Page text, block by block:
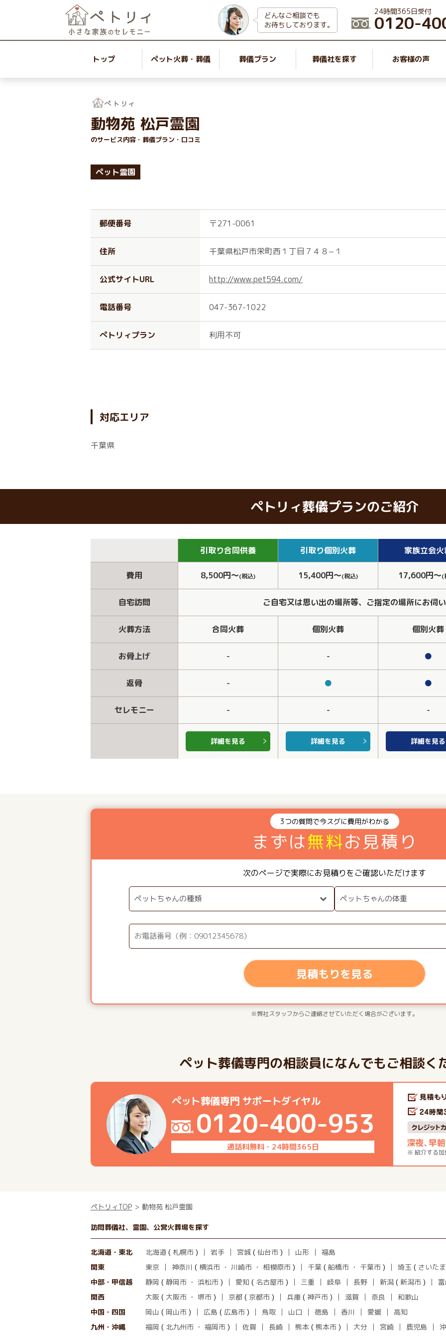
どんなご相談でも
お待ちしております。
24時間365日受付
0120-
トップ ペット火葬・葬儀 葬儀プラン 葬儀社を探す お客様の声
動物苑 松戸霊園
のサービス内容・葬儀プラン・口コミ
ペット霊園
郵便番号 〒271-0061
住所 千葉県松戸市栄町西１丁目７４８−１
公式サイトURL http://www.pet594.com/
電話番号 047-367-1022
ぺトリィプラン 利用不可
対応エリア
千葉県
ペトリィ葬儀プランのご紹介
引取り合同供養 引取り個別火葬 家族立会
費用 8,500円～(税込) 15,400円～(税込) 17,600円～(
自宅訪問 ご自宅又は思い出の場所等、ご指定の場所にお伺
火葬方法 合同火葬 個別火葬 個別火葬
お骨上げ - - ●
返骨 - ● ●
セレモニー - - -
詳細を見る 詳細を見る 詳細を見る
3つの質問で今スグに費用がわかる
まずは無料お見積り
次のページで実際にお見積りをご確認いただけます
見積もりを見る
※弊社スタッフからご連絡させていただく場合がございます。
ペット葬儀専門の相談員になんでもご相談く
ペット葬儀専門 サポートダイヤル
0120-400-953
通話料無料・24時間365日
※ 紹介する加
ペトリィTOP 動物苑 松戸霊園
訪問葬儀社、霊園、公営火葬場を探す
北海道・東北 北海道 ( 札幌市 ) 岩手 宮城 ( 仙台市 ) 山形
福島
関東
東京 神奈川 ( 横浜市 ・ 川崎市 ・ 相模原市 ) 千葉 ( 船橋市 ・ 千葉市 ) 埼玉 ( さいた
中部・甲信越
静岡 ( 静岡市 ・ 浜松市 ) 愛知 ( 名古屋市 ) 三重 岐阜 長野 新潟 ( 新潟市 )
関西
大阪 ( 大阪市 ・ 堺市 ) 京都 ( 京都市 ) 兵庫 ( 神戸市 ) 滋賀 奈良
和歌山
中国・四国
岡山 ( 岡山市 ) 広島 ( 広島市 ) 鳥取 山口 徳島 香川 愛媛
高知
九州・沖縄
福岡 ( 北九州市 ・ 福岡市 ) 佐賀 長崎 熊本 ( 熊本市 ) 大分 宮崎 鹿児島